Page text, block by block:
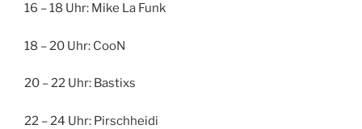
16 – 18 Uhr: Mike La Funk
18 – 20 Uhr: CooN
20 – 22 Uhr: Bastixs
22 – 24 Uhr: Pirschheidi